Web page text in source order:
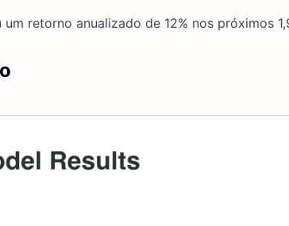
retorno anualizado de 12% nos próximos